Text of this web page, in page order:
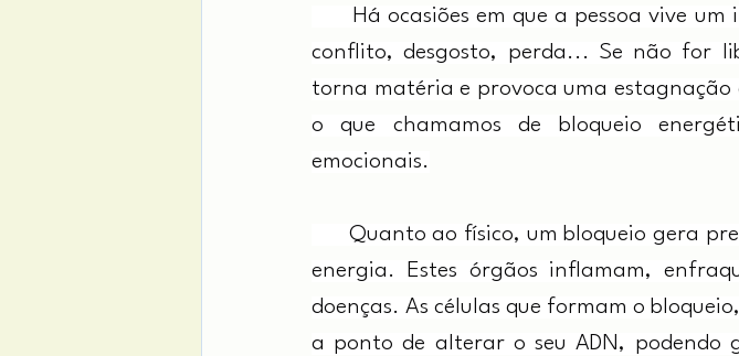
Há ocasiões em que a pessoa vive um
conflito, desgosto, perda... Se não for
torna matéria e provoca uma estagnação
o que chamamos de bloqueio
emocionais.
Quanto ao físico, um bloqueio gera
energia. Estes órgãos inflamam,
doenças. As células que formam o
a ponto de alterar o seu ADN, podendo